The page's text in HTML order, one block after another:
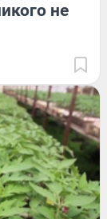
не